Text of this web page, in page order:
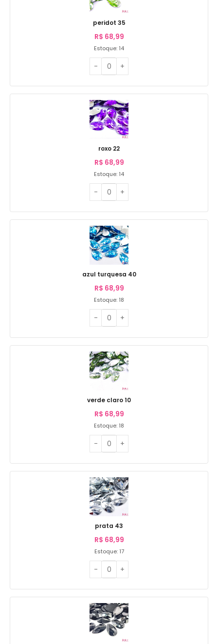
peridot 35
R$ 68,99
Estoque: 14
roxo 22
R$ 68,99
Estoque: 14
azul turquesa 40
R$ 68,99
Estoque: 18
verde claro 10
R$ 68,99
Estoque: 18
prata 43
R$ 68,99
Estoque: 17